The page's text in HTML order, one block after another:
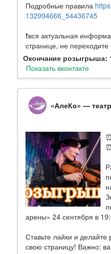
Подробные правила
132994666_54436745
❗️вся актуальная
странице, не переходите
Окончание розыгрыша:
Показать вконтакте
⏰
арены» 24 сентября в
Ставьте лайки и делайте
свою страницу! Важно: